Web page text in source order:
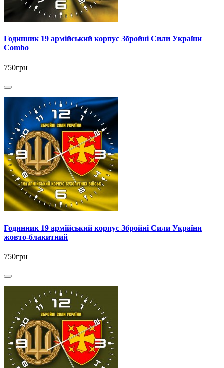
Годинник 19 армійський корпус Збройні Сили України
Combo
750грн
Годинник 19 армійський корпус Збройні Сили України
жовто-блакитний
750грн